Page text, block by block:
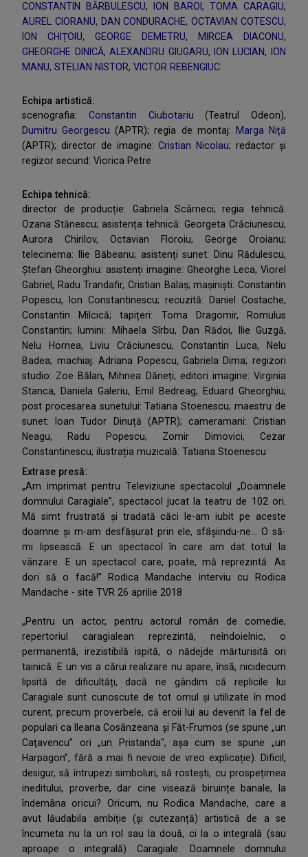
CONSTANTIN BĂRBULESCU, ION BAROI , TOMA CARAGIU,
AUREL CIORANU, DAN CONDURACHE,OCTAVIAN COTESCU,
ION CHIȚOIU,GEORGE DEMETRU, MIRCEA DIACONU,
GHEORGHE DINICĂ,ALEXANDRU GIUGARU, ION LUCIAN,
ION
MANU,STELIAN NISTOR,VICTOR REBENGIUC.
Echipa artistică:
scenografia: Constantin Ciubotariu (Teatrul Odeon),
Dumitru Georgescu (APTR); regia de montaj:
Marga Niță
(APTR); director de imagine:Cristian Nicolau; redactor și
regizor secund: Viorica Petre
Echipa tehnică:
director de producție: Gabriela Scârneci; regia tehnică:
Ozana Stănescu; asistența tehnică: Georgeta Crăciunescu,
Aurora Chirilov, Octavian Floroiu, George Oroianu;
telecinema: Ilie Băbeanu; asistenți sunet: Dinu Rădulescu,
Ștefan Gheorghiu: asistenți imagine: Gheorghe Leca, Viorel
Gabriel, Radu Trandafir, Cristian Balaș; mașiniști: Constantin
Popescu, Ion Constantinescu; recuzită: Daniel Costache,
Constantin Milcică; tapițeri: Toma Dragomir, Romulus
Constantin; lumini: Mihaela Sîrbu, Dan Rădoi, Ilie Guzgă,
Nelu Hornea, Liviu Crăciunescu, Constantin Luca, Nelu
Badea; machiaj: Adriana Popescu, Gabriela Dima; regizori
studio: Zoe Bălan, Mihnea Dăneți; editori imagine: Virginia
Stanca, Daniela Galeriu, Emil Bedreag, Eduard Gheorghiu;
post procesarea sunetului: Tatiana Stoenescu; maestru de
sunet: Ioan Tudor Dinuță (APTR); cameramani: Cristian
Neagu, Radu Popescu, Zomir Dimovici, Cezar
Constantinescu; ilustrația muzicală: Tatiana Stoenescu
Extrase presă:
„Am imprimat pentru Televiziune spectacolul „Doamnele
domnului Caragiale”, spectacol jucat la teatru de 102 ori.
Mă simt frustrată și tradată căci le-am iubit pe aceste
doamne și m-am desfășurat prin ele, sfâșiindu-ne… O să-
mi lipsească. E un spectacol în care am dat totul la
vânzare. E un spectacol care, poate, mă reprezintă. As
dori să o facă!” Rodica Mandache interviu cu Rodica
Mandache - site TVR 26 aprilie 2018
„Pentru un actor, pentru actorul român de comedie,
repertoriul caragialean reprezintă, neîndoielnic, o
permanentă, irezistibilă ispită, o nădejde mărturisită ori
tainică. E un vis a cărui realizare nu apare, însă, nicidecum
lipsită de dificultăți, dacă ne gândim că replicile lui
Caragiale sunt cunoscute de tot omul şi utilizate în mod
curent, precum proverbele, că eroii lui au devenit la fel de
populari ca Ileana Cosânzeana și Făt-Frumos (se spune „un
Caţavencu” ori „un Pristanda", aşa cum se spune „un
Harpagon”, fără a mai fi nevoie de vreo explicație). Dificil,
desigur, să întrupezi simboluri, să rostești, cu prospețimea
ineditului, proverbe, dar cine visează biruințe banale, la
îndemâna oricui? Oricum, nu Rodica Mandache, care a
avut lăudabila ambiție (și cutezanță) artistică de a se
încumeta nu la un rol sau la două, ci la o integrală (sau
aproape o integrală) Caragiale. Doamnele domnului